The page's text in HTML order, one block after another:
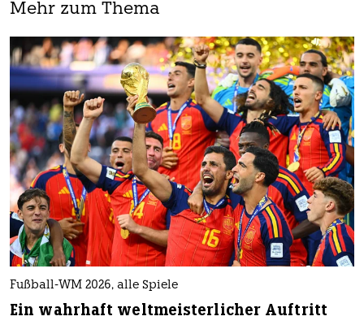
Mehr zum Thema
Fußball-WM 2026, alle Spiele
Ein wahrhaft weltmeisterlicher Auftritt